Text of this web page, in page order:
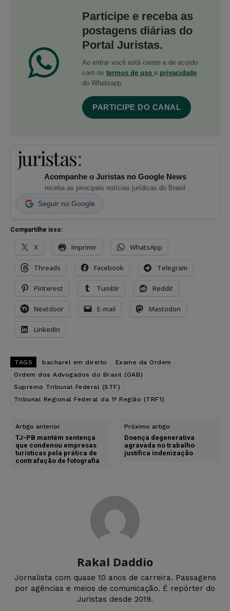
Participe e receba as
postagens diárias do
Portal Juristas.
Ao entrar você está ciente e de acordo
com os termos de uso e privacidade
do Whatsapp.
PARTICIPE DO CANAL
Acompanhe o Juristas no Google News
receba as principais notícias jurídicas do Brasil
Seguir no Google
Compartilhe isso:
X Imprimir WhatsApp
Threads Facebook Telegram
Pinterest Tumblr Reddit
Nextdoor E-mail Mastodon
LinkedIn
TAGS bacharel em direito
Exame da Ordem
Ordem dos Advogados do Brasil (OAB)
Supremo Tribunal Federal (STF)
Tribunal Regional Federal da 1ª Região (TRF1)
Artigo anterior
TJ-PB mantém sentença
que condenou empresas
turísticas pela prática de
contrafação de fotografia
Próximo artigo
Doença degenerativa
agravada no trabalho
justifica indenização
Rakal Daddio
Jornalista com quase 10 anos de carreira. Passagens
por agências e meios de comunicação. É repórter do
Juristas desde 2019.